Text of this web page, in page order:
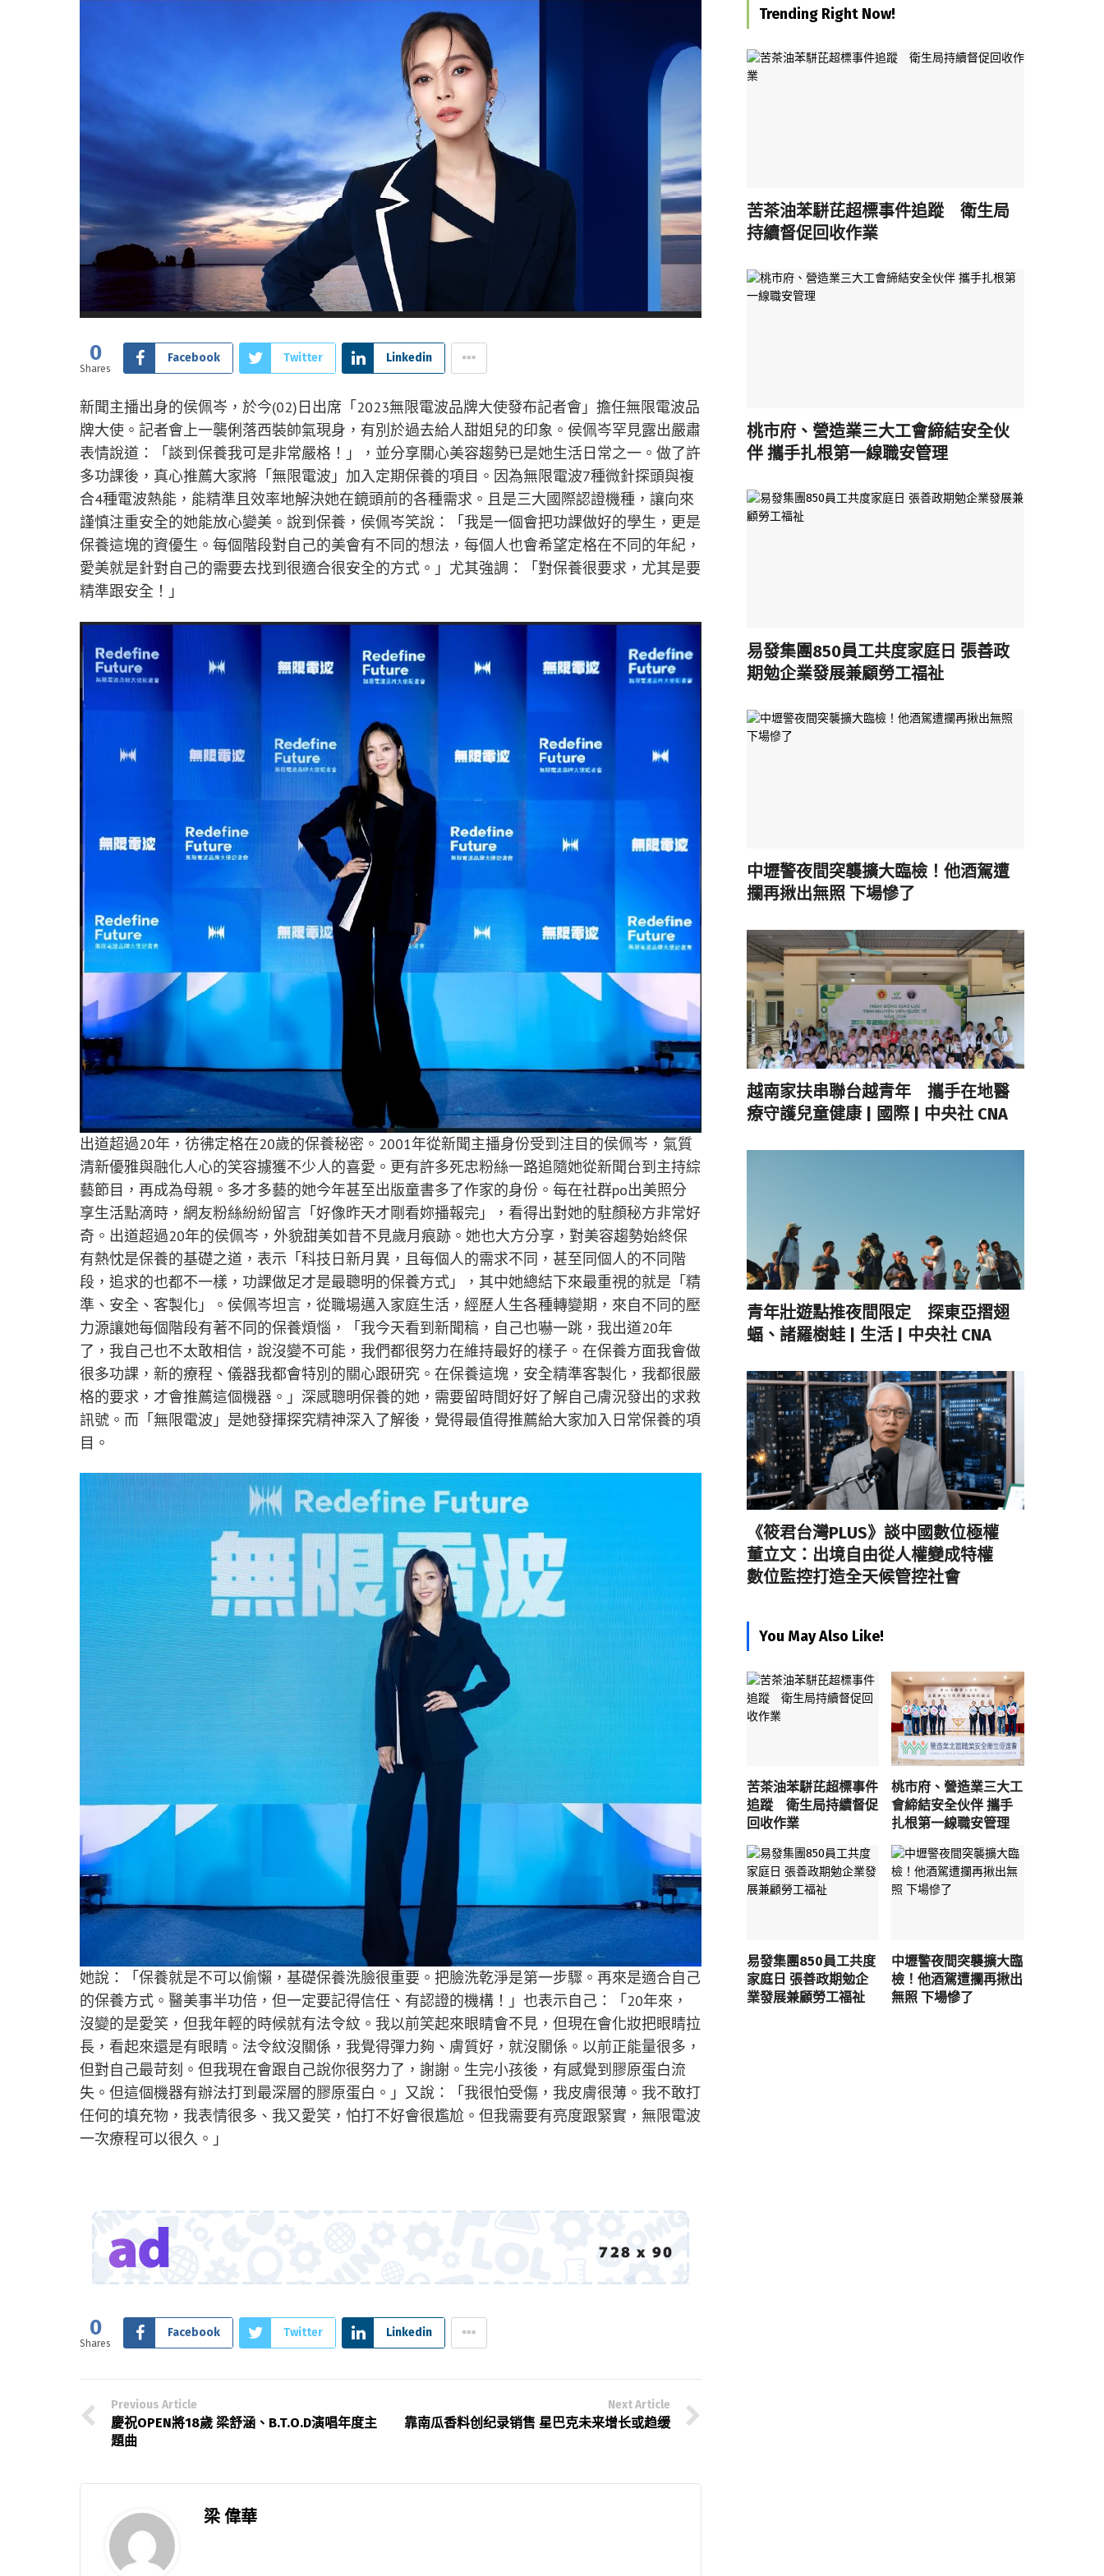
0
Shares
Facebook Twitter Linkedin
新聞主播出身的侯佩岑，於今(02)日出席「2023無限電波品牌大使發布記者會」擔任無限電波品
牌大使。記者會上一襲俐落西裝帥氣現身，有別於過去給人甜姐兒的印象。侯佩岑罕見露出嚴肅
表情說道：「談到保養我可是非常嚴格！」， 並分享關心美容趨勢已是她生活日常之一。做了許
多功課後，真心推薦大家將「無限電波 」加入定期保養的項目。因為無限電波7種微針探頭與複
合4種電波熱能 ，能精準且效率地解決她在鏡頭前的各種需求。且是三大國際認證機種 ， 讓向來
謹慎注重安全的她能放心變美。 說到保養， 侯佩岑笑說：
「我是一個會把功課做好的學生，更是
保養這塊的資優生。每個階段對自己的美會有不同的想法，每個人也會希望定格在不同的年紀，
愛美就是針對自己的需要去找到很適合很安全的方式。」 尤其強調：
「對保養很要求，尤其是要
精準跟安全 ！ 」
出道超過20年，彷彿定格在20歲的保養秘密 。 2001年從新聞主播身份受到注目的侯佩岑， 氣質
清新優雅與融化人心的笑容擄獲不少人的喜愛。更有許多死忠粉絲一路追隨她從新聞台到主持綜
藝節目，再成為母親。多才多藝的她今年甚至出版童書多了作家的身份。每在社群po出美照分
享生活點滴時，網友粉絲紛紛留言「好像昨天才剛看妳播報完」，看得出對她的駐顏秘方非常好
奇。出道超過20年的侯佩岑，外貌甜美如昔不見歲月痕跡。她也大方分享，對美容趨勢始終保
有熱忱是保養的基礎之道，表示「科技日新月異，且每個人的需求不同，甚至同個人的不同 階
段 ，追求的也都不一樣 ，功課做足才是最聰明的保養方式 」，其中她總結下來最重視的就是「精
準、安全、客製化 」。 侯佩岑坦言 ， 從職場邁入家庭生活，經歷人生各種轉變期，來自不同的壓
力源讓她每個階段有著不同的保養煩惱 ，
「我今天看到新聞稿，自己也嚇一跳，我出道20年
了，我自己也不太敢相信，說沒變不可能，我們都很努力在維持最好的樣子。在保養方面我會做
很多功課，新的療程、儀器我都會特別的關心跟研究。在保養這塊，安全精準客製化，我都很嚴
格的要求，才會推薦這個機器。」 深感聰明保養的她 ，需要留時間好好了解自己膚況發出的求救
訊號。而「無限電波 」是她發揮探究精神深入了解後，覺得最值得推薦給大家加入日常保養的項
目。
她說： 「保養就是不可以偷懶，基礎保養洗臉很重要。把臉洗乾淨是第一步驟。再來是適合自己
的保養方式。醫美事半功倍，但一定要記得信任、有認證的機構 ！」也表示自己：「20年來，
沒變的是愛笑，但我年輕的時候就有法令紋。我以前笑起來眼睛會不見，但現在會化妝把眼睛拉
長，看起來還是有眼睛。法令紋沒關係，我覺得彈力夠、膚質好，就沒關係。以前正能量很多，
但對自己最苛刻。但我現在會跟自己說你很努力了，謝謝。生完小孩後，有感覺到膠原蛋白流
失。但這個機器有辦法打到最深層的膠原蛋白。」 又說：
「我很怕受傷，我皮膚很薄。我不敢打
任何的填充物，我表情很多、我又愛笑，怕打不好會很尷尬。但我需要有亮度跟緊實，無限電波
一次療程可以很久。」
0
Shares
Facebook Twitter Linkedin
Previous Article
慶祝OPEN將18歲 梁舒涵、B.T.O.D演唱年度主
題曲
Next Article
靠南瓜香料创纪录销售 星巴克未来增长或趋缓
梁 偉華
Trending Right Now!
苦茶油苯駢芘超標事件追蹤 衛生局
持續督促回收作業
桃市府、營造業三大工會締結安全伙
伴 攜手扎根第一線職安管理
易發集團850員工共度家庭日 張善政
期勉企業發展兼顧勞工福祉
中壢警夜間突襲擴大臨檢！他酒駕遭
攔再揪出無照 下場慘了
越南家扶串聯台越青年 攜手在地醫
療守護兒童健康 | 國際 | 中央社 CNA
青年壯遊點推夜間限定 探東亞摺翅
蝠、諸羅樹蛙 | 生活 | 中央社 CNA
《筱君台灣PLUS》談中國數位極權
董立文：出境自由從人權變成特權
數位監控打造全天候管控社會
You May Also Like!
苦茶油苯駢芘超標事件
追蹤 衛生局持續督促
回收作業
桃市府、營造業三大工
會締結安全伙伴 攜手
扎根第一線職安管理
易發集團850員工共度
家庭日 張善政期勉企
業發展兼顧勞工福祉
中壢警夜間突襲擴大臨
檢！他酒駕遭攔再揪出
無照 下場慘了